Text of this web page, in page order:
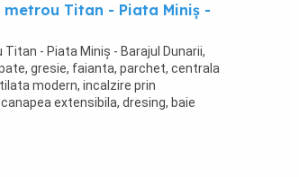
Titan - Piata Miniș -
- Piata Miniș - Barajul Dunarii,
gresie, faianta, parchet, centrala
modern, incalzire prin
extensibila, dresing, baie